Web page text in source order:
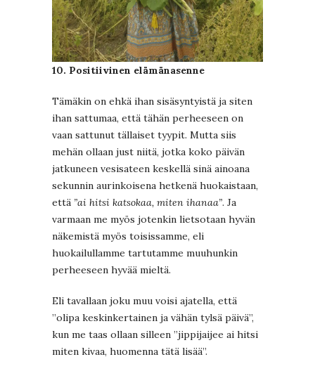
10. Positiivinen elämänasenne
Tämäkin on ehkä ihan sisäsyntyistä ja siten
ihan sattumaa, että tähän perheeseen on
vaan sattunut tällaiset tyypit. Mutta siis
mehän ollaan just niitä, jotka koko päivän
jatkuneen vesisateen keskellä sinä ainoana
sekunnin aurinkoisena hetkenä huokaistaan,
että ”ai hitsi katsokaa, miten ihanaa”. Ja
varmaan me myös jotenkin lietsotaan hyvän
näkemistä myös toisissamme, eli
huokailullamme tartutamme muuhunkin
perheeseen hyvää mieltä.
Eli tavallaan joku muu voisi ajatella, että
”olipa keskinkertainen ja vähän tylsä päivä”,
kun me taas ollaan silleen ”jippijaijee ai hitsi
miten kivaa, huomenna tätä lisää”.